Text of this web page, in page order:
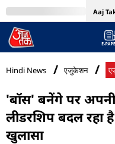
Aaj
MumbaiTak
Hindi News एजुकेशन
'बॉस' बनेंगे पर अपनी
लीडरशिप बदल रहा
खुलासा